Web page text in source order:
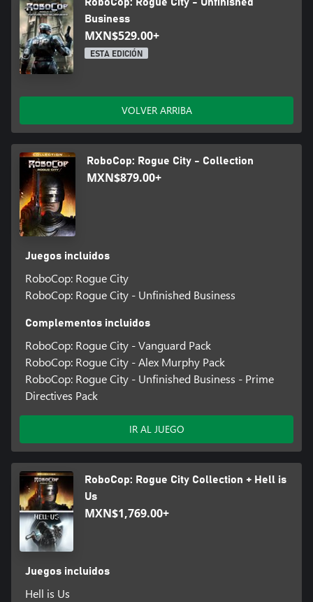
Business
MXN$529.00+
ESTA EDICIÓN
VOLVER ARRIBA
RoboCop: Rogue City - Collection
MXN$879.00+
Juegos incluidos
RoboCop: Rogue City
RoboCop: Rogue City - Unfinished Business
Complementos incluidos
RoboCop: Rogue City - Vanguard Pack
RoboCop: Rogue City - Alex Murphy Pack
RoboCop: Rogue City - Unfinished Business - Prime
Directives Pack
IR AL JUEGO
RoboCop: Rogue City Collection + Hell is
Us
MXN$1,769.00+
Juegos incluidos
Hell is Us